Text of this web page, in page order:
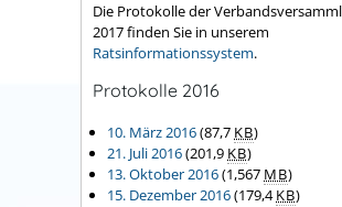
Die Protokolle der
2017 finden Sie in unserem
Ratsinformationssystem.
Protokolle 2016
10. März 2016(87,7 KB)
21. Juli 2016(201,9 KB)
13. Oktober 2016(1,567 MB)
15. Dezember 2016(179,4KB)